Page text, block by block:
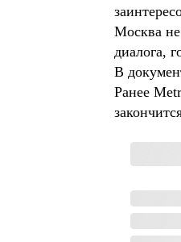
Москва
диалога,
В
Ранее